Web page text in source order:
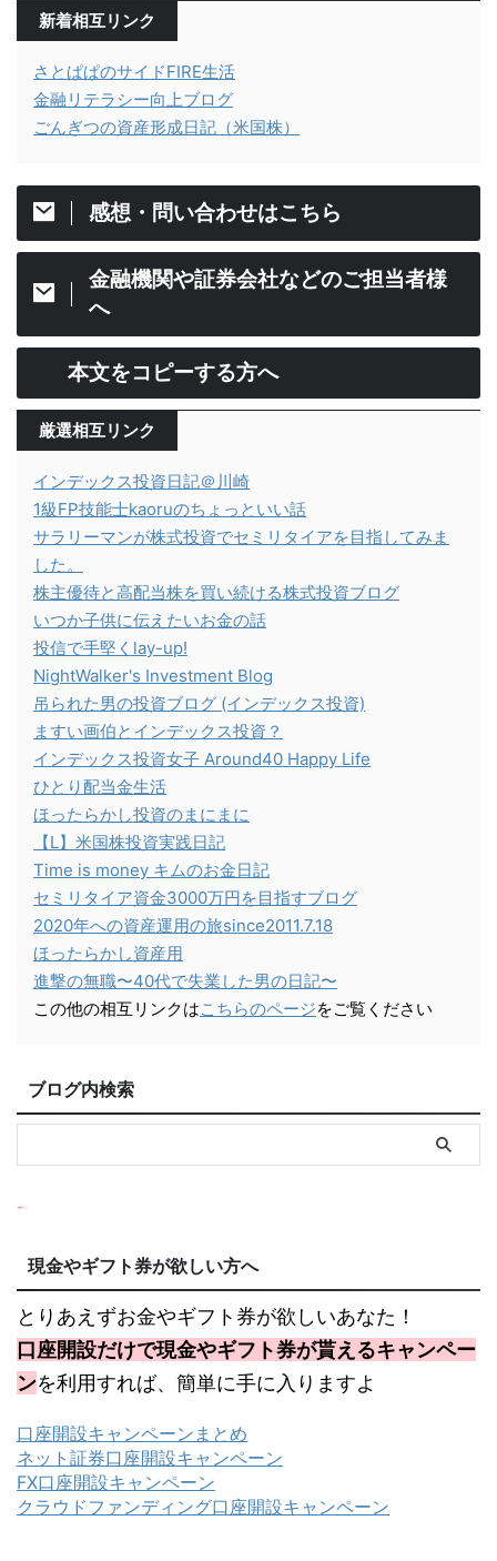
新着相互リンク
さとぱぱのサイドFIRE生活
金融リテラシー向上ブログ
ごんぎつの資産形成日記（米国株）
感想・問い合わせはこちら
金融機関や証券会社などのご担当者様
へ
本文をコピーする方へ
厳選相互リンク
インデックス投資日記＠川崎
1級FP技能士kaoruのちょっといい話
サラリーマンが株式投資でセミリタイアを目指してみま
した。
株主優待と高配当株を買い続ける株式投資ブログ
いつか子供に伝えたいお金の話
投信で手堅くlay-up!
NightWalker's Investment Blog
吊られた男の投資ブログ (インデックス投資)
ますい画伯とインデックス投資？
インデックス投資女子 Around40 Happy Life
ひとり配当金生活
ほったらかし投資のまにまに
【L】米国株投資実践日記
Time is money キムのお金日記
セミリタイア資金3000万円を目指すブログ
2020年への資産運用の旅since2011.7.18
ほったらかし資産用
進撃の無職〜40代で失業した男の日記〜
この他の相互リンクはこちらのページをご覧ください
ブログ内検索
現金やギフト券が欲しい方へ
とりあえずお金やギフト券が欲しいあなた！
口座開設だけで現金やギフト券が貰えるキャンペー
ンを利用すれば、簡単に手に入りますよ
口座開設キャンペーンまとめ
ネット証券口座開設キャンペーン
FX口座開設キャンペーン
クラウドファンディング口座開設キャンペーン